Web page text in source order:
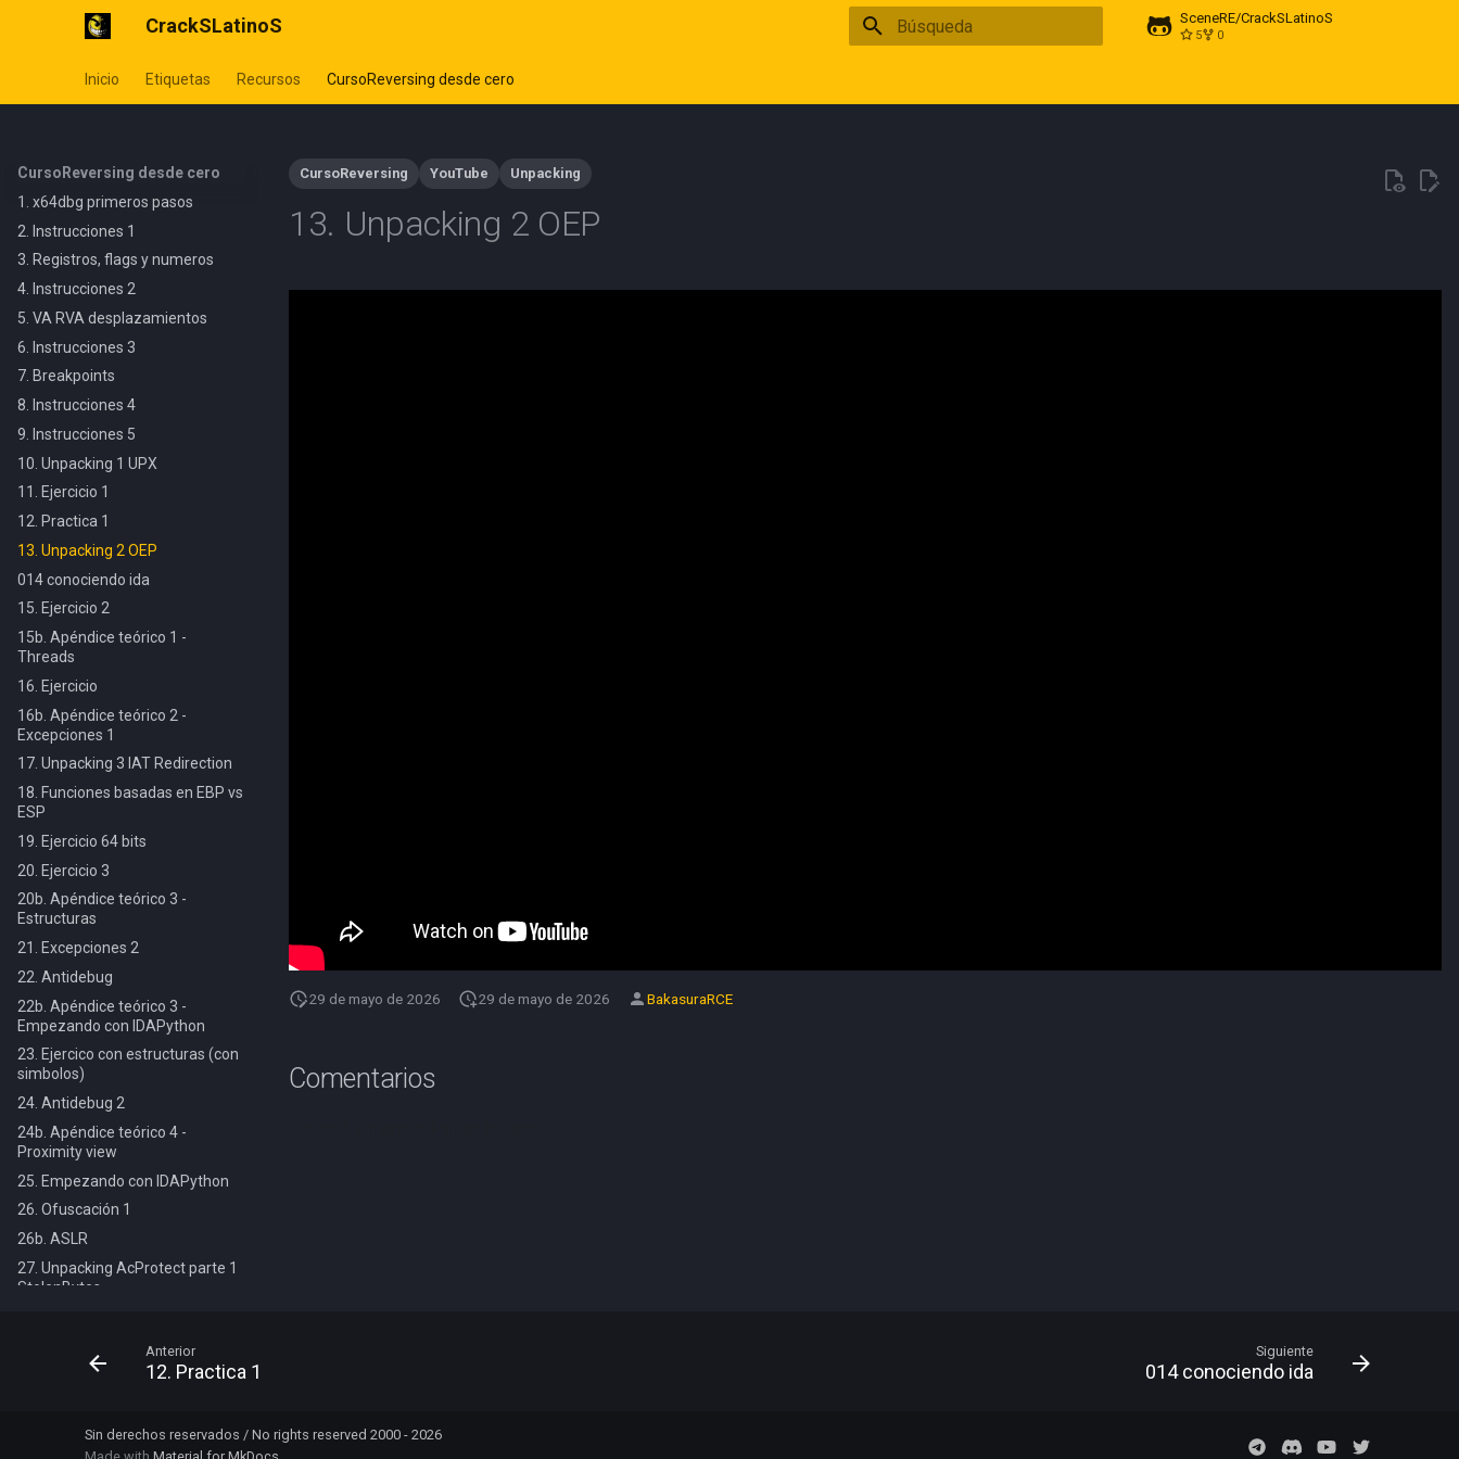
CrackSLatinoS SceneRE/CrackSLatinoS
5 0
Inicio Etiquetas Recursos CursoReversing desde cero
CursoReversing desde cero
1. x64dbg primeros pasos
2. Instrucciones 1
3. Registros, flags y numeros
4. Instrucciones 2
5. VA RVA desplazamientos
6. Instrucciones 3
7. Breakpoints
8. Instrucciones 4
9. Instrucciones 5
10. Unpacking 1 UPX
11. Ejercicio 1
12. Practica 1
13. Unpacking 2 OEP
014 conociendo ida
15. Ejercicio 2
15b. Apéndice teórico 1 -
Threads
16. Ejercicio
16b. Apéndice teórico 2 -
Excepciones 1
17. Unpacking 3 IAT Redirection
18. Funciones basadas en EBP vs
ESP
19. Ejercicio 64 bits
20. Ejercicio 3
20b. Apéndice teórico 3 -
Estructuras
21. Excepciones 2
22. Antidebug
22b. Apéndice teórico 3 -
Empezando con IDAPython
23. Ejercico con estructuras (con
simbolos)
24. Antidebug 2
24b. Apéndice teórico 4 -
Proximity view
25. Empezando con IDAPython
26. Ofuscación 1
26b. ASLR
27. Unpacking AcProtect parte 1
StolenBytes
28. Mensajes de Windows
29. Unpacking AcProtect parte 2
memoria con automodificables
CursoReversing YouTube Unpacking
13. Unpacking 2 OEP
29 de mayo de 2026 29 de mayo de 2026 BakasuraRCE
Comentarios
Anterior
12. Practica 1
Siguiente
014 conociendo ida
Sin derechos reservados / No rights reserved 2000 - 2026